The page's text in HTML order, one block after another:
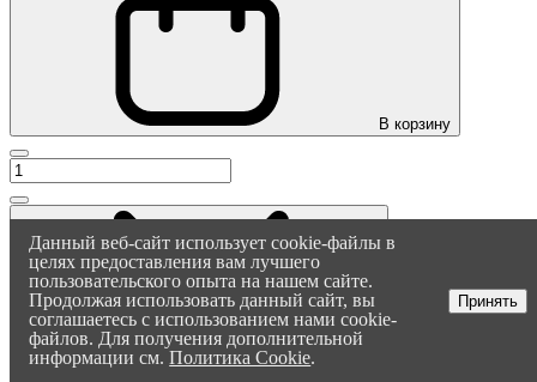
В корзину
Данный веб-сайт использует cookie-файлы в
целях предоставления вам лучшего
пользовательского опыта на нашем сайте.
Продолжая использовать данный сайт, вы
соглашаетесь с использованием нами cookie-
файлов. Для получения дополнительной
информации см.Политика Cookie.
Принять